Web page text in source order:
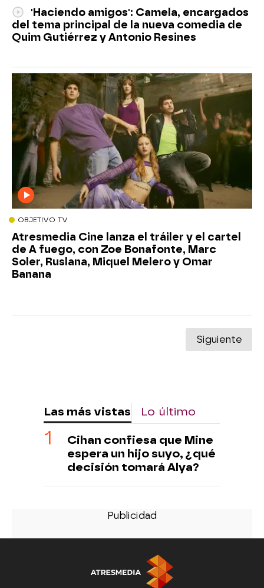
'Haciendo amigos': Camela, encargados
del tema principal de la nueva comedia de
Quim Gutiérrez y Antonio Resines
OBJETIVO TV
Atresmedia Cine lanza el tráiler y el cartel
de A fuego, con Zoe Bonafonte, Marc
Soler, Ruslana, Miquel Melero y Omar
Banana
Siguiente
Las más vistas Lo último
Cihan confiesa que Mine
espera un hijo suyo, ¿qué
decisión tomará Alya?